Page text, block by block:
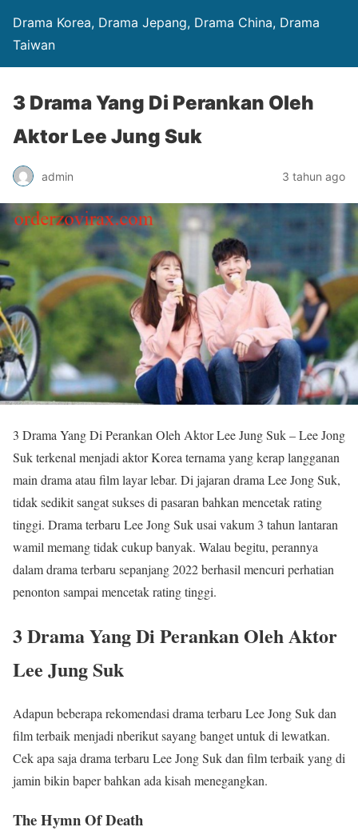
Drama Korea, Drama Jepang, Drama China, Drama
Taiwan
3 Drama Yang Di Perankan Oleh
Aktor Lee Jung Suk
admin 3 tahun ago
3 Drama Yang Di Perankan Oleh Aktor Lee Jung Suk – Lee Jong
Suk terkenal menjadi aktor Korea ternama yang kerap langganan
main drama atau film layar lebar. Di jajaran drama Lee Jong Suk,
tidak sedikit sangat sukses di pasaran bahkan mencetak rating
tinggi. Drama terbaru Lee Jong Suk usai vakum 3 tahun lantaran
wamil memang tidak cukup banyak. Walau begitu, perannya
dalam drama terbaru sepanjang 2022 berhasil mencuri perhatian
penonton sampai mencetak rating tinggi.
3 Drama Yang Di Perankan Oleh Aktor
Lee Jung Suk
Adapun beberapa rekomendasi drama terbaru Lee Jong Suk dan
film terbaik menjadi nberikut sayang banget untuk di lewatkan.
Cek apa saja drama terbaru Lee Jong Suk dan film terbaik yang di
jamin bikin baper bahkan ada kisah menegangkan.
The Hymn Of Death